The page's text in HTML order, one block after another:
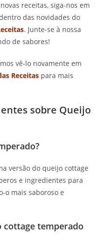
receitas, siga-nos em
das novidades do
. Junte-se à nossa
de sabores!
vê-lo novamente em
Receitas para mais
sobre Queijo
versão do queijo cottage
e ingredientes para
o mais saboroso e
cottage temperado